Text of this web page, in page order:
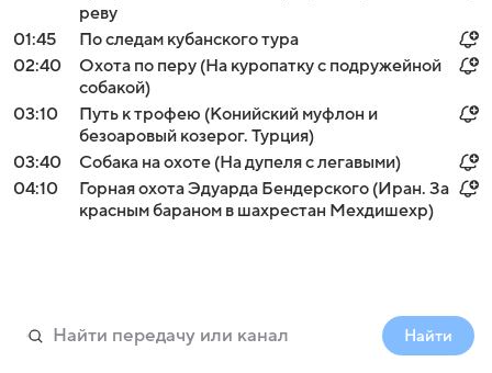
реву
01:45
По следам кубанского тура
02:40
Охота по перу (На куропатку с подружейной
собакой)
03:10
Путь к трофею (Конийский муфлон и
безоаровый козерог. Турция)
03:40
Собака на охоте (На дупеля с легавыми)
04:10
Горная охота Эдуарда Бендерского (Иран. За
красным бараном в шахрестан Мехдишехр)
Найти